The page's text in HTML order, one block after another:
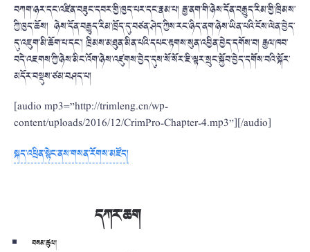
བཀག་ཉར་དང་འཛིན་བཟུང་དབར་གྱི་ཁྱད་པར་དང་རྣམ་པ། རྒྱ་ནག་གི་ཉེས་དོན་བརྒྱུད་རིམ་གྱི་ཁྲིམས་
ཀྱི་ཁྱད་ཆོས། ཉེས་དོན་བརྒྱུད་རིམ་ཁྲོད་དུ་བཙན་ཤེད་ཀྱིས་རང་ཉིད་ནག་ཉེས་ཡིན་པའི་ངོས་ལེན་བྱེད་
དུ་འཇུག་མི་ཆོག་པ་དང་། ཁྲིམས་མཐུན་མིན་པའི་དཔང་རྟགས་སུན་འབྱིན་བྱེད་དགོས་བ། རྒྱལ་ཁབ་
བདེ་འཇགས་ཀྱི་ཉེས་མིང་འོག་ཉེས་འཛུགས་བྱེད་དུས་སོ་སོར་ཇི་ལྟར་སྲུང་སྐྱོབ་བྱེད་དགོས་བའི་སྐོར་
མདོར་བསྡུས་ཙམ་བཤད་པ།
[audio mp3=”http://trimleng.cn/wp-
content/uploads/2016/12/CrimPro-Chapter-4.mp3”][/audio]
སྐད་འཕྲིན་སྟེང་ནས་གསན་རོགས་མཛོད།
དཀར་ཆག
བསམ་ཚུལ།